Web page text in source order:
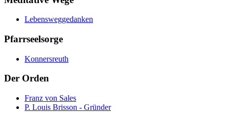
Lebensweggedanken
Pfarrseelsorge
Konnersreuth
Der Orden
Franz von Sales
P. Louis Brisson - Gründer